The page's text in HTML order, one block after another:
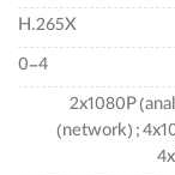
H.265X
0-4
(2x1080P
(network) ;